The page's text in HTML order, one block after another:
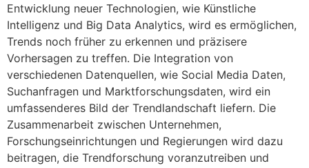
Entwicklung neuer Technologien, wie Künstliche
Intelligenz und Big Data Analytics, wird es ermöglichen,
Trends noch früher zu erkennen und präzisere
Vorhersagen zu treffen. Die Integration von
verschiedenen Datenquellen, wie Social Media Daten,
Suchanfragen und Marktforschungsdaten, wird ein
umfassenderes Bild der Trendlandschaft liefern. Die
Zusammenarbeit zwischen Unternehmen,
Forschungseinrichtungen und Regierungen wird dazu
beitragen, die Trendforschung voranzutreiben und